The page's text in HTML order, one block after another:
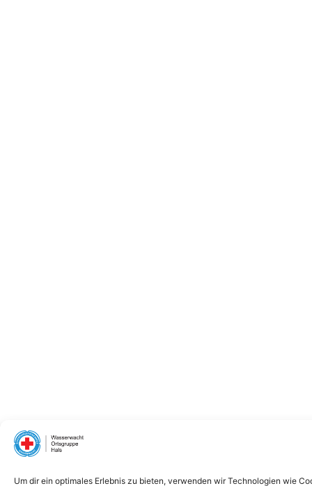
Um dir ein optimales Erlebnis zu bieten, verwenden wir Technologien wie